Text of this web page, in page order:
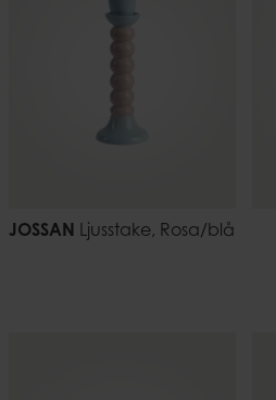
JOSSAN Ljusstake, Rosa/blå